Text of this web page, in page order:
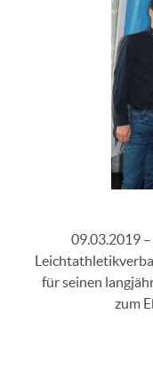
09.03.2019
für seinen
zum